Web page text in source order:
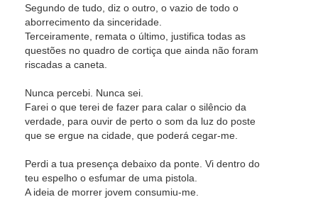
Segundo de tudo, diz o outro, o vazio de todo o
aborrecimento da sinceridade.
Terceiramente, remata o último, justifica todas as
questões no quadro de cortiça que ainda não foram
riscadas a caneta.
Nunca percebi. Nunca sei.
Farei o que terei de fazer para calar o silêncio da
verdade, para ouvir de perto o som da luz do poste
que se ergue na cidade, que poderá cegar-me.
Perdi a tua presença debaixo da ponte. Vi dentro do
teu espelho o esfumar de uma pistola.
A ideia de morrer jovem consumiu-me.